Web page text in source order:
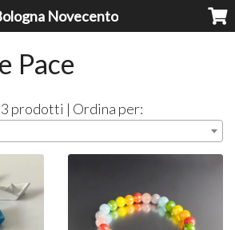
Novecento
Pace
prodotti | Ordina per: